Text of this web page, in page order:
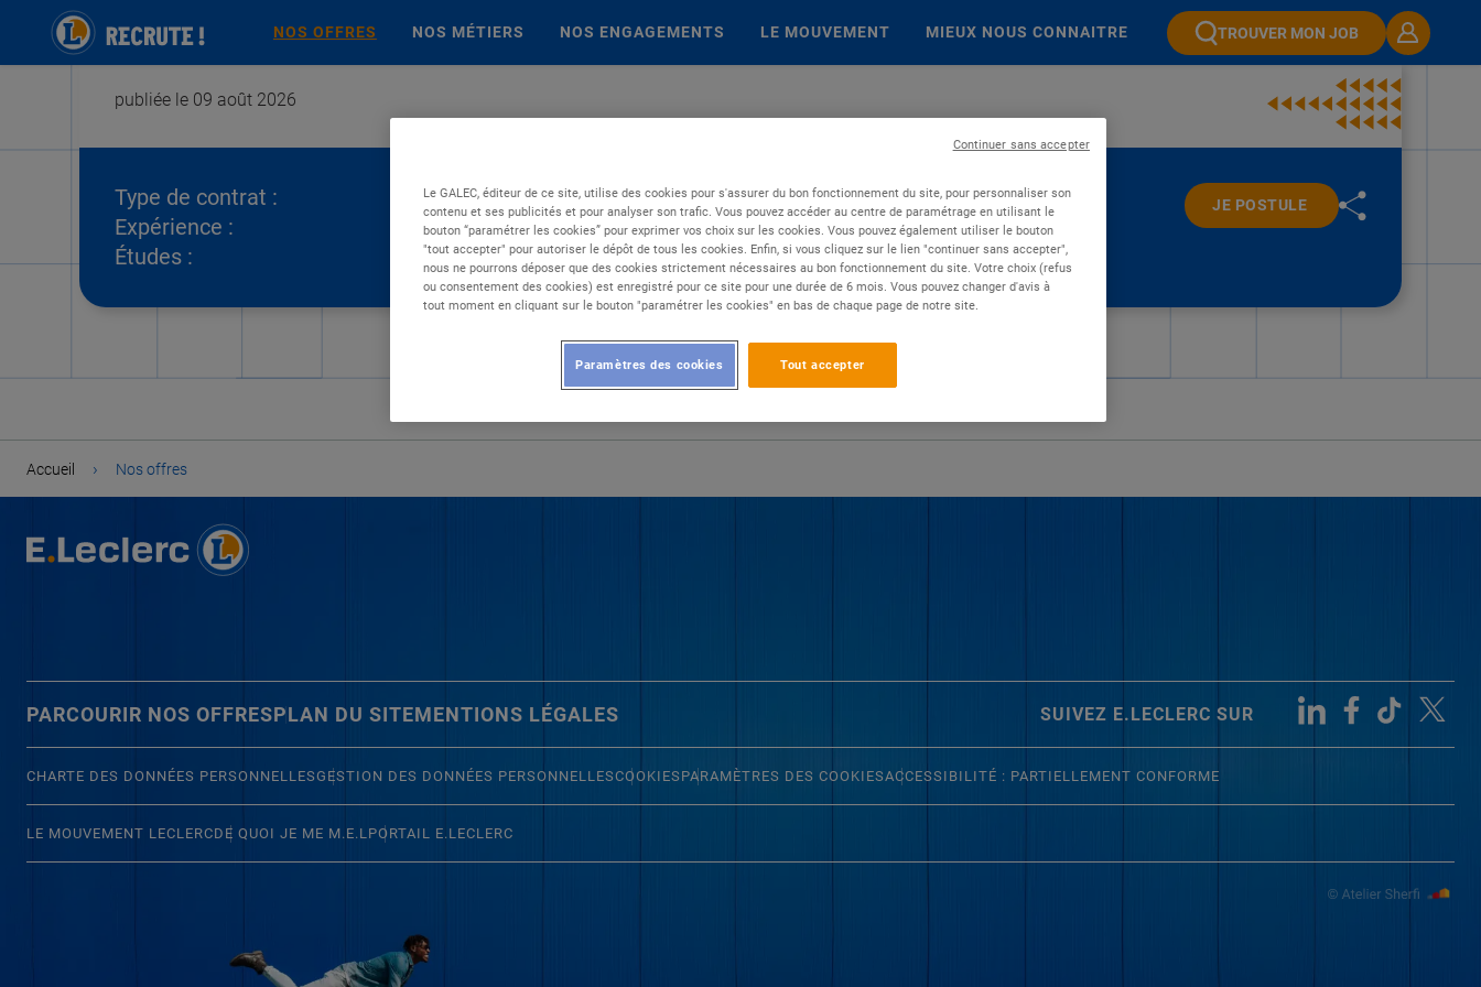
NOS OFFRES NOS MÉTIERS NOS ENGAGEMENTS LE MOUVEMENT MIEUX NOUS CONNAITRE TROUVER MON JOB
publiée le 09 août 2026
Type de contrat :
Expérience :
Études :
JE POSTULE
Accueil › Nos offres
PARCOURIR NOS OFFRESPLAN DU SITEMENTIONS LÉGALES SUIVEZ E.LECLERC SUR
CHARTE DES DONNÉES PERSONNELLESGESTION DES DONNÉES PERSONNELLESCOOKIES PARAMÈTRES DES COOKIESACCESSIBILITÉ : PARTIELLEMENT CONFORME
LE MOUVEMENT LECLERCDE QUOI JE ME M.E.LPORTAIL E.LECLERC
Le GALEC, éditeur de ce site, utilise des cookies pour s'assurer du bon fonctionnement du site, pour personnaliser son
contenu et ses publicités et pour analyser son trafic. Vous pouvez accéder au centre de paramétrage en utilisant le
bouton “paramétrer les cookies” pour exprimer vos choix sur les cookies. Vous pouvez également utiliser le bouton
"tout accepter" pour autoriser le dépôt de tous les cookies. Enfin, si vous cliquez sur le lien "continuer sans accepter",
nous ne pourrons déposer que des cookies strictement nécessaires au bon fonctionnement du site. Votre choix (refus
ou consentement des cookies) est enregistré pour ce site pour une durée de 6 mois. Vous pouvez changer d'avis à
tout moment en cliquant sur le bouton "paramétrer les cookies" en bas de chaque page de notre site.
Tout accepter
Paramètres des cookies
Continuer sans accepter